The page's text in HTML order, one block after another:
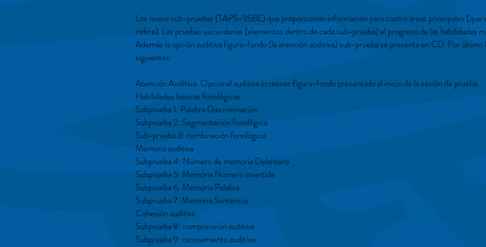
Los nueve sub-pruebas (TAPS-3SBE) que proporcionan información para cuatro áreas principales (que
índice). Las pruebas secundarias (elementos dentro de cada sub-prueba) el progreso de las habilidades
Además la opción auditiva figura-fondo (la atención auditiva) sub-prueba se presenta en CD. Por último
siguientes:
Atención Auditiva: Opcional auditiva screener figura-fondo presentado al inicio de la sesión de prueba.
Habilidades básicas fonológicas
Subprueba 1: Palabra Discriminación
Subprueba 2: Segmentación fonológica
Sub-prueba 3: combinación fonológica
Memoria auditiva
Subprueba 4: Número de memoria Delantero
Subprueba 5: Memoria Número invertida
Subprueba 6: Memoria Palabra
Subprueba 7: Memoria Sentencia
Cohesión auditiva
Subprueba 8: comprensión auditiva
Subprueba 9: razonamiento auditivo